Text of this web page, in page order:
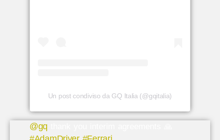
Un post condiviso da GQ Italia (@gqitalia)
@gq